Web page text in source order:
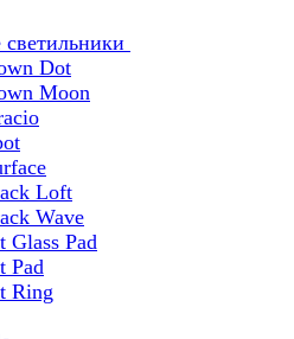
Dot
Moon
Loft
Wave
Glass Pad
Pad
Ring